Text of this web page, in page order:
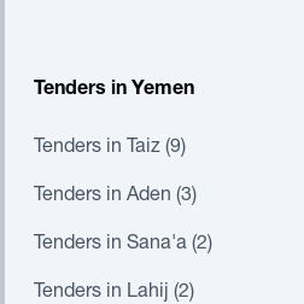
Tenders in Yemen
Tenders in Taiz (9)
Tenders in Aden (3)
Tenders in Sana'a (2)
Tenders in Lahij (2)